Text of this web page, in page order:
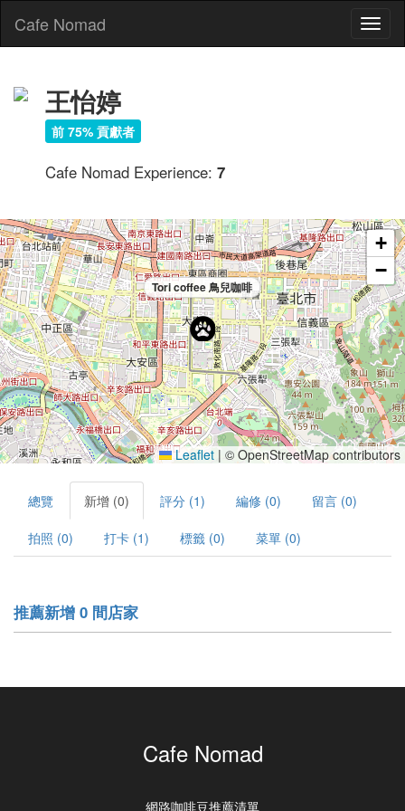
Cafe Nomad
王怡婷
前 75% 貢獻者
Cafe Nomad Experience: 7
Tori coffee 鳥兒咖啡
+
−
Leaflet | © OpenStreetMap contributors
總覽 新增 (0) 評分 (1) 編修 (0) 留言 (0)
拍照 (0) 打卡 (1) 標籤 (0) 菜單 (0)
推薦新增 0 間店家
Cafe Nomad
網路咖啡豆推薦清單